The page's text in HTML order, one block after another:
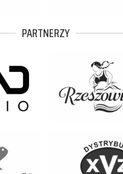
PARTNERZY